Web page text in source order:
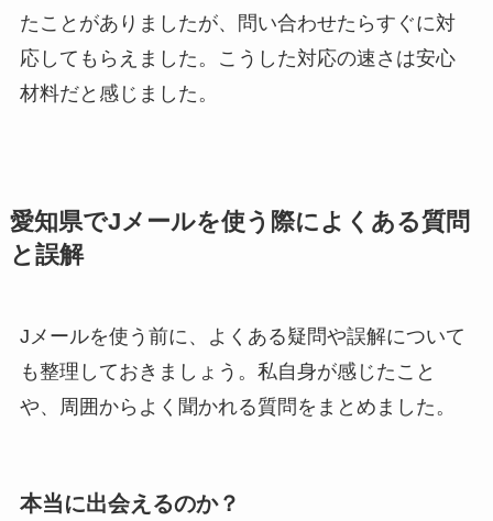
たことがありましたが、問い合わせたらすぐに対
応してもらえました。こうした対応の速さは安心
材料だと感じました。
愛知県でJメールを使う際によくある質問
と誤解
Jメールを使う前に、よくある疑問や誤解について
も整理しておきましょう。私自身が感じたこと
や、周囲からよく聞かれる質問をまとめました。
本当に出会えるのか？